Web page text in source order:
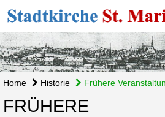
Home Historie Frühere
FRÜHERE